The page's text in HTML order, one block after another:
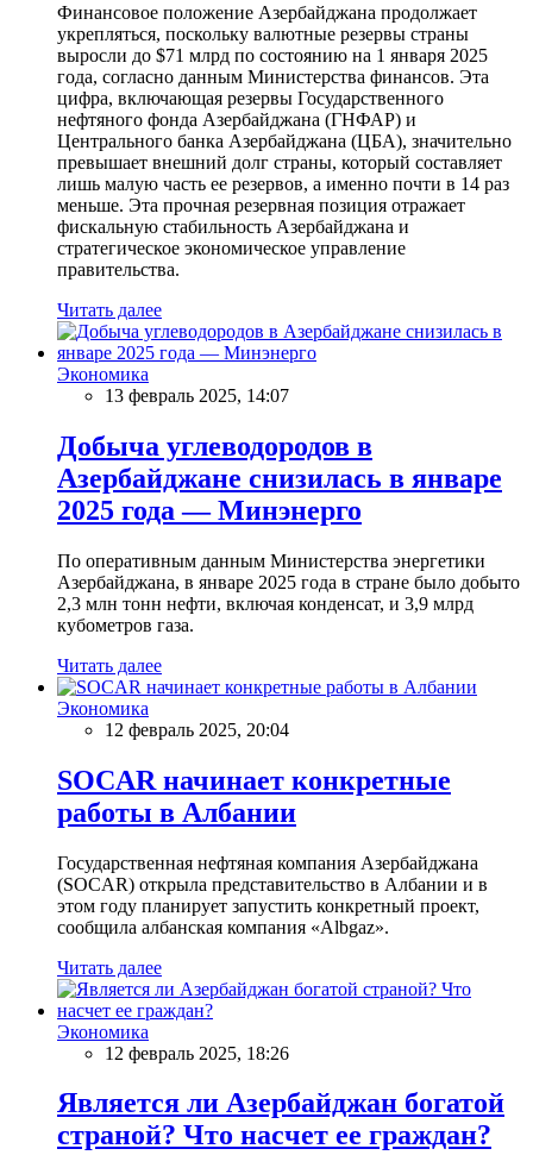
Финансовое положение Азербайджана продолжает
укрепляться, поскольку валютные резервы страны
выросли до $71 млрд по состоянию на 1 января 2025
года, согласно данным Министерства финансов. Эта
цифра, включающая резервы Государственного
нефтяного фонда Азербайджана (ГНФАР) и
Центрального банка Азербайджана (ЦБА), значительно
превышает внешний долг страны, который составляет
лишь малую часть ее резервов, а именно почти в 14 раз
меньше. Эта прочная резервная позиция отражает
фискальную стабильность Азербайджана и
стратегическое экономическое управление
правительства.
Читать далее
Экономика
13 февраль 2025, 14:07
Добыча углеводородов в
Азербайджане снизилась в январе
2025 года — Минэнерго
По оперативным данным Министерства энергетики
Азербайджана, в январе 2025 года в стране было добыто
2,3 млн тонн нефти, включая конденсат, и 3,9 млрд
кубометров газа.
Читать далее
Экономика
12 февраль 2025, 20:04
SOCAR начинает конкретные
работы в Албании
Государственная нефтяная компания Азербайджана
(SOCAR) открыла представительство в Албании и в
этом году планирует запустить конкретный проект,
сообщила албанская компания «Albgaz».
Читать далее
Экономика
12 февраль 2025, 18:26
Является ли Азербайджан богатой
страной? Что насчет ее граждан?